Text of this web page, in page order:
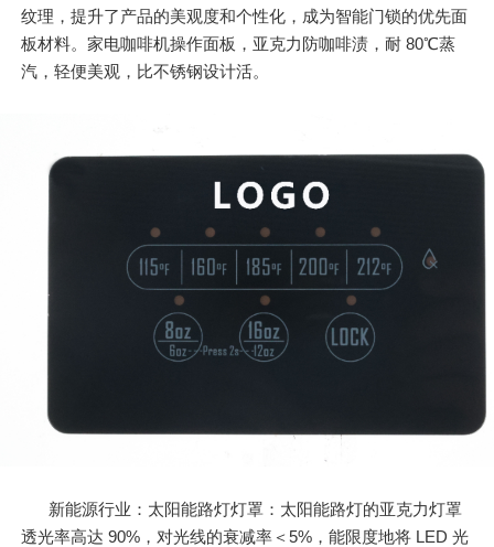
纹理，提升了产品的美观度和个性化，成为智能门锁的优先面
板材料。家电咖啡机操作面板，亚克力防咖啡渍，耐 80℃蒸
汽，轻便美观，比不锈钢设计活。
新能源行业：太阳能路灯灯罩：太阳能路灯的亚克力灯罩
透光率高达 90%，对光线的衰减率＜5%，能限度地将 LED 光